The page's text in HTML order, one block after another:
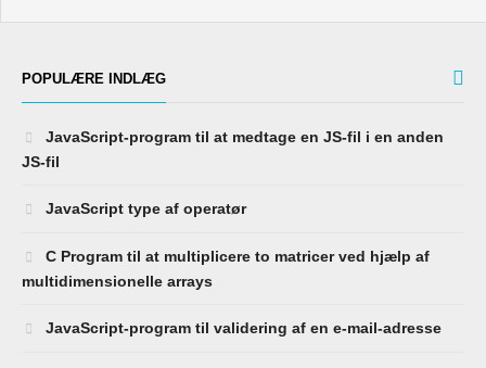
POPULÆRE INDLÆG
JavaScript-program til at medtage en JS-fil i en anden
JS-fil
JavaScript type af operatør
C Program til at multiplicere to matricer ved hjælp af
multidimensionelle arrays
JavaScript-program til validering af en e-mail-adresse